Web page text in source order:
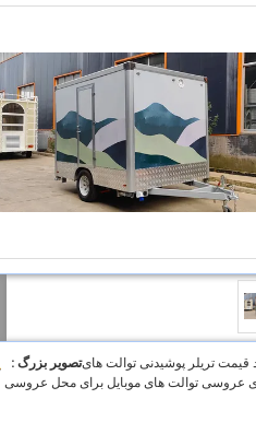
تصویر بزرگ :قیمت تریلر پوشیدنی توالت های
عروسی توالت های موبایل برای محل عروسی